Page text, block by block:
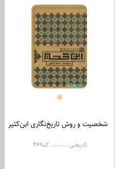
شخصیت و روش تاریخ‌نگاری ابن‌کثیر
تاریخی ......... کد469